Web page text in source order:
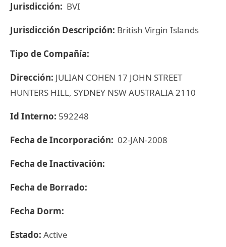
Jurisdicción: BVI
Jurisdicción Descripción: British Virgin Islands
Tipo de Compañía:
Dirección: JULIAN COHEN 17 JOHN STREET
HUNTERS HILL, SYDNEY NSW AUSTRALIA 2110
Id Interno: 592248
Fecha de Incorporación: 02-JAN-2008
Fecha de Inactivación:
Fecha de Borrado:
Fecha Dorm:
Estado: Active